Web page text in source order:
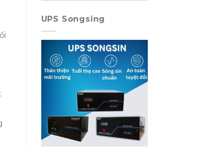
UPS Songsing